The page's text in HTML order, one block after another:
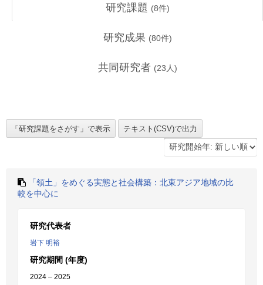
研究課題 (8件)
研究成果 (80件)
共同研究者 (23 人)
「領土」をめぐる実態と社会構築：北東アジア地域の比
較を中心に
研究代表者
岩下 明裕
研究期間 (年度)
2024 – 2025